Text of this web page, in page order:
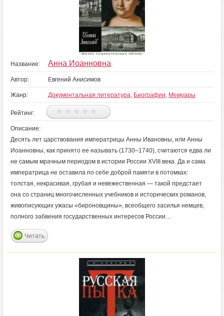
Название: Анна Иоанновна
Автор: Евгений Анисимов
Жанр: Документальная литература, Биографии, Мемуары
Рейтинг:
Описание:
Десять лет царствования императрицы Анны Ивановны, или Анны
Иоанновны, как принято ее называть (1730–1740), считаются едва ли
не самым мрачным периодом в истории России XVIII века. Да и сама
императрица не оставила по себе доброй памяти в потомках:
толстая, некрасивая, грубая и невежественная — такой предстает
она со страниц многочисленных учебников и исторических романов,
живописующих ужасы «бироновщины», всеобщего засилья немцев,
полного забвения государственных интересов России…
Читать